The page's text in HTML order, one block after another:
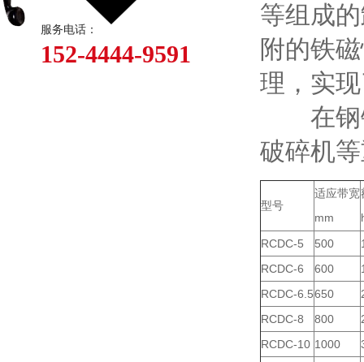
服务电话：
152-4444-9591
等组成
附的铁
理，实
在钢铁
破碎机
型号
适应带宽
mm
RCDC-5
500
RCDC-6
600
RCDC-6.5650
RCDC-8
800
RCDC-10 1000